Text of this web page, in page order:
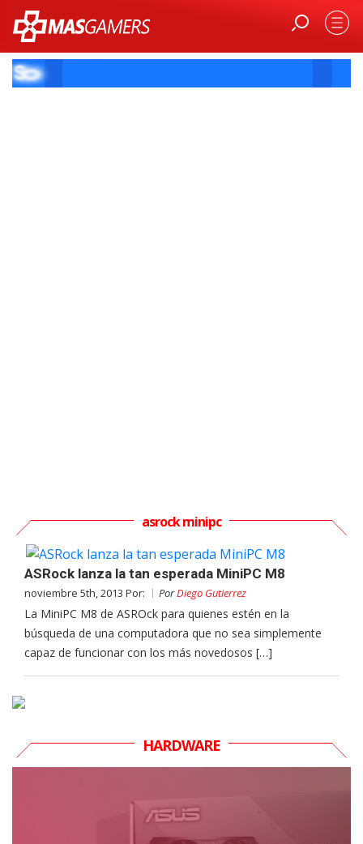
asrock minipc
ASRock lanza la tan esperada MiniPC M8
noviembre 5th, 2013 Por: PorDiego Gutierrez
La MiniPC M8 de ASROck para quienes estén en la
búsqueda de una computadora que no sea simplemente
capaz de funcionar con los más novedosos […]
HARDWARE